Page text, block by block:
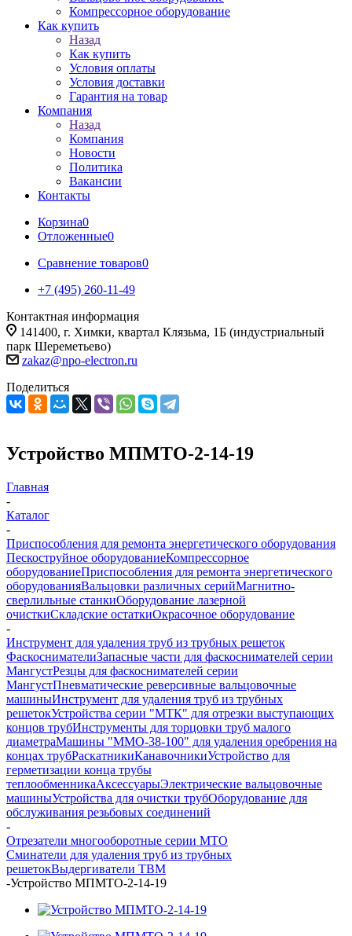
Компрессорное оборудование
Как купить
Назад
Как купить
Условия оплаты
Условия доставки
Гарантия на товар
Компания
Назад
Компания
Новости
Политика
Вакансии
Контакты
Корзина0
Отложенные0
Сравнение товаров0
+7 (495) 260-11-49
Контактная информация
141400, г. Химки, квартал Клязьма, 1Б (индустриальный
парк Шереметьево)
zakaz@npo-electron.ru
Поделиться
Устройство МПМТО-2-14-19
Главная
-
Каталог
-
Приспособления для ремонта энергетического оборудования
Пескоструйное оборудованиеКомпрессорное
оборудованиеПриспособления для ремонта энергетического
оборудованияВальцовки различных серийМагнитно-
сверлильные станкиОборудование лазерной
очисткиСкладские остаткиОкрасочное оборудование
-
Инструмент для удаления труб из трубных решеток
ФаскоснимателиЗапасные части для фаскоснимателей серии
МангустРезцы для фаскоснимателей серии
МангустПневматические реверсивные вальцовочные
машиныИнструмент для удаления труб из трубных
решетокУстройства серии "МТК" для отрезки выступающих
концов трубИнструменты для торцовки труб малого
диаметраМашины "ММО-38-100" для удаления оребрения на
концах трубРаскатникиКанавочникиУстройство для
герметизации конца трубы
теплообменникаАксессуарыЭлектрические вальцовочные
машиныУстройства для очистки трубОборудование для
обслуживания резьбовых соединений
-
Отрезатели многооборотные серии МТО
Сминатели для удаления труб из трубных
решетокВыдергиватели ТВМ
-Устройство МПМТО-2-14-19